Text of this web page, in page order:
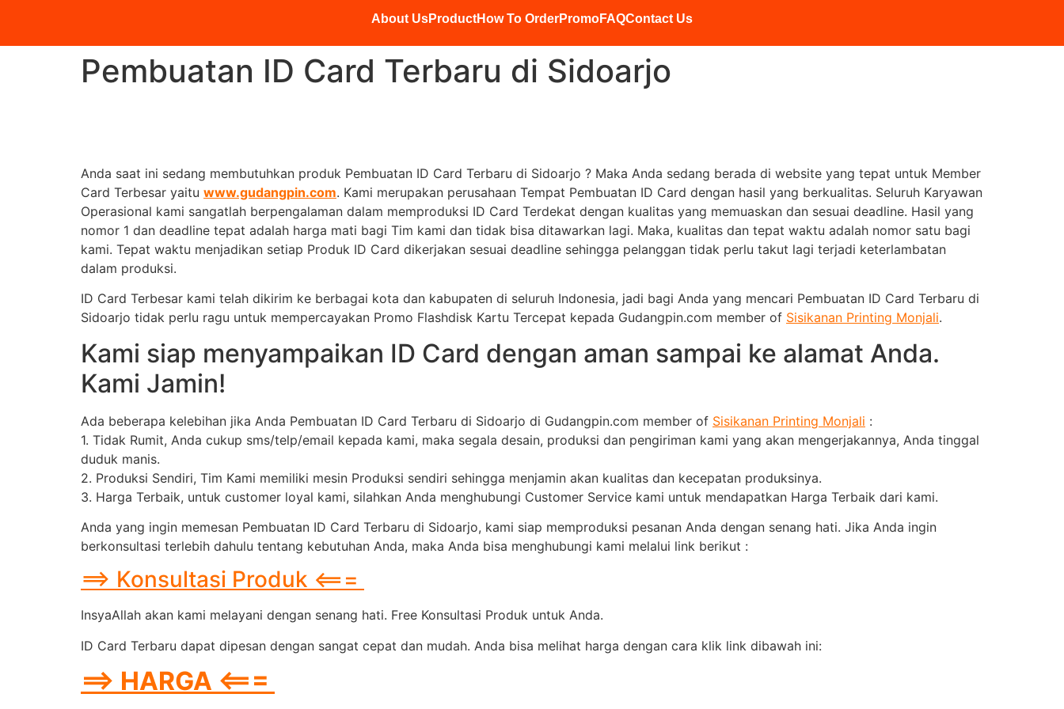
About UsProductHow To OrderPromoFAQContact Us
Pembuatan ID Card Terbaru di Sidoarjo
Anda saat ini sedang membutuhkan produk Pembuatan ID Card Terbaru di Sidoarjo ? Maka Anda sedang berada di website yang tepat untuk Member
Card Terbesar yaitu www.gudangpin.com. Kami merupakan perusahaan Tempat Pembuatan ID Card dengan hasil yang berkualitas. Seluruh Karyawan
Operasional kami sangatlah berpengalaman dalam memproduksi ID Card Terdekat dengan kualitas yang memuaskan dan sesuai deadline. Hasil yang
nomor 1 dan deadline tepat adalah harga mati bagi Tim kami dan tidak bisa ditawarkan lagi. Maka, kualitas dan tepat waktu adalah nomor satu bagi
kami. Tepat waktu menjadikan setiap Produk ID Card dikerjakan sesuai deadline sehingga pelanggan tidak perlu takut lagi terjadi keterlambatan
dalam produksi.
ID Card Terbesar kami telah dikirim ke berbagai kota dan kabupaten di seluruh Indonesia, jadi bagi Anda yang mencari Pembuatan ID Card Terbaru di
Sidoarjo tidak perlu ragu untuk mempercayakan Promo Flashdisk Kartu Tercepat kepada Gudangpin.com member of Sisikanan Printing Monjali.
Kami siap menyampaikan ID Card dengan aman sampai ke alamat Anda.
Kami Jamin!
Ada beberapa kelebihan jika Anda Pembuatan ID Card Terbaru di Sidoarjo di Gudangpin.com member of Sisikanan Printing Monjali :
1. Tidak Rumit, Anda cukup sms/telp/email kepada kami, maka segala desain, produksi dan pengiriman kami yang akan mengerjakannya, Anda tinggal
duduk manis.
2. Produksi Sendiri, Tim Kami memiliki mesin Produksi sendiri sehingga menjamin akan kualitas dan kecepatan produksinya.
3. Harga Terbaik, untuk customer loyal kami, silahkan Anda menghubungi Customer Service kami untuk mendapatkan Harga Terbaik dari kami.
Anda yang ingin memesan Pembuatan ID Card Terbaru di Sidoarjo, kami siap memproduksi pesanan Anda dengan senang hati. Jika Anda ingin
berkonsultasi terlebih dahulu tentang kebutuhan Anda, maka Anda bisa menghubungi kami melalui link berikut :
==> Konsultasi Produk <===
InsyaAllah akan kami melayani dengan senang hati. Free Konsultasi Produk untuk Anda.
ID Card Terbaru dapat dipesan dengan sangat cepat dan mudah. Anda bisa melihat harga dengan cara klik link dibawah ini:
==> HARGA <===